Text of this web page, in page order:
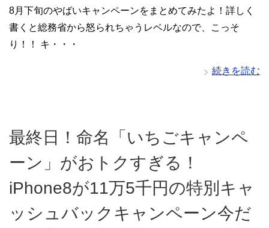
8月下旬のやばいキャンペーンをまとめてみたよ！詳しく
書くと総務省から怒られちゃうレベルなので、こっそ
り！！ キ・・・
続きを読む
最終日！命名「いちごキャンペ
ーン」がおトクすぎる！
iPhone8が11万5千円の特別キャ
ッシュバックキャンペーン今だ